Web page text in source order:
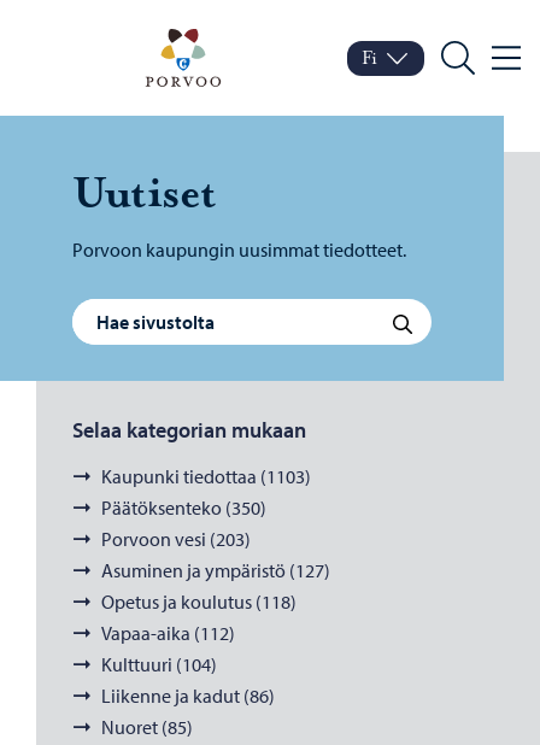
Porvoo – Siirry
Vaihda kieltä
Nykyinen kieli: Suomi
Fi
Hae
Uu­ti­set
Porvoon kaupungin uusimmat tiedotteet.
Haku: Hae
Selaa kategorian mukaan
Kaupunki tiedottaa (1103)
Päätöksenteko (350)
Porvoon vesi (203)
Asuminen ja ympäristö (127)
Opetus ja koulutus (118)
Vapaa-aika (112)
Kulttuuri (104)
Liikenne ja kadut (86)
Nuoret (85)